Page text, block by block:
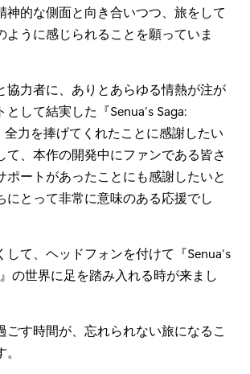
神的な側面と向き合いつつ、旅をして
ように感じられることを願っていま
協力者に、ありとあらゆる情熱が注が
して結実した『Senua’s Saga:
全力を捧げてくれたことに感謝したい
て、本作の開発中にファンである皆さ
ポートがあったことにも感謝したいと
にとって非常に意味のある応援でし
して、ヘッドフォンを付けて『Senua’s
の世界に足を踏み入れる時が来まし
ごす時間が、忘れられない旅になるこ